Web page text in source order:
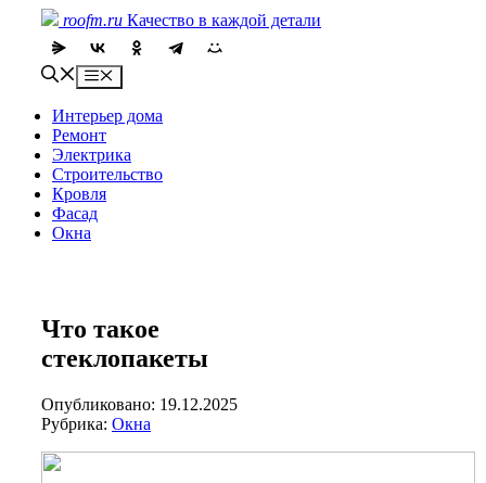
content
roofm.ru Качество в каждой детали
Menu
Интерьер дома
Ремонт
Электрика
Строительство
Кровля
Фасад
Окна
Что такое
стеклопакеты
Опубликовано: 19.12.2025
Рубрика: Окна